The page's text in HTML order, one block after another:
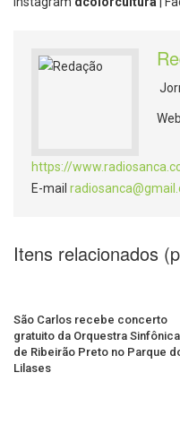
https://
E-mail
Itens relacionados
São Carlos recebe concerto
gratuito da Orquestra Sinfônica
de Ribeirão Preto no Parque
Lilases